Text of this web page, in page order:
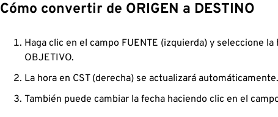
Cómo convertir de ORIGEN a DESTINO
Haga clic en el campo FUENTE (izquierda) y seleccione
OBJETIVO.
La hora en CST (derecha) se actualizará automáticamente.
También puede cambiar la fecha haciendo clic en el